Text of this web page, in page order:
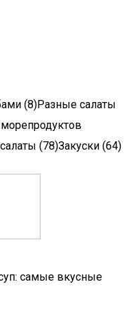
(8)Разные салаты
(78)Закуски (64)
самые вкусные